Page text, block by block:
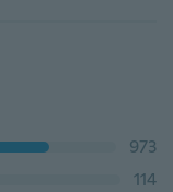
973
114